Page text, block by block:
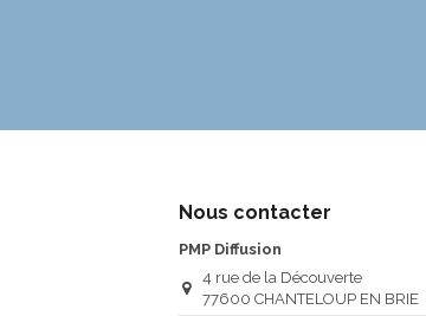
Nous contacter
PMP Diffusion
4 rue de la Découverte
77600 CHANTELOUP EN BRIE